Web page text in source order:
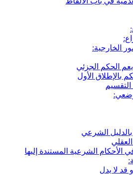
الخارجية:
بالإطلاق الأول
بالدليل الشرعي
الأحكام الشرعية المستندة إليها
قد لا يدل